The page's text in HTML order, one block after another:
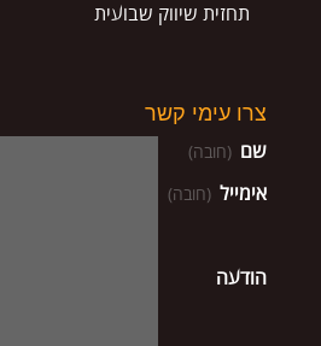
תחזית שיווק שבועית
צרו עימי קשר
שם (חובה)
אימייל (חובה)
הודעה